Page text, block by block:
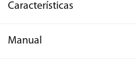
Características
Manual